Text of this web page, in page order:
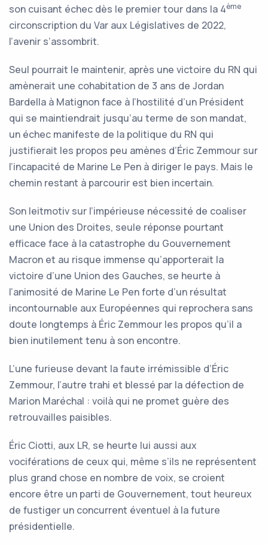
son cuisant échec dès le premier tour dans la 4ème
circonscription du Var aux Législatives de 2022,
l’avenir s’assombrit.
Seul pourrait le maintenir, après une victoire du RN qui
amènerait une cohabitation de 3 ans de Jordan
Bardella à Matignon face à l’hostilité d’un Président
qui se maintiendrait jusqu’au terme de son mandat,
un échec manifeste de la politique du RN qui
justifierait les propos peu amènes d’Éric Zemmour sur
l’incapacité de Marine Le Pen à diriger le pays. Mais le
chemin restant à parcourir est bien incertain.
Son leitmotiv sur l’impérieuse nécessité de coaliser
une Union des Droites, seule réponse pourtant
efficace face à la catastrophe du Gouvernement
Macron et au risque immense qu’apporterait la
victoire d’une Union des Gauches, se heurte à
l’animosité de Marine Le Pen forte d’un résultat
incontournable aux Européennes qui reprochera sans
doute longtemps à Éric Zemmour les propos qu’il a
bien inutilement tenu à son encontre.
L’une furieuse devant la faute irrémissible d’Éric
Zemmour, l’autre trahi et blessé par la défection de
Marion Maréchal : voilà qui ne promet guère des
retrouvailles paisibles.
Éric Ciotti, aux LR, se heurte lui aussi aux
vociférations de ceux qui, même s’ils ne représentent
plus grand chose en nombre de voix, se croient
encore être un parti de Gouvernement, tout heureux
de fustiger un concurrent éventuel à la future
présidentielle.